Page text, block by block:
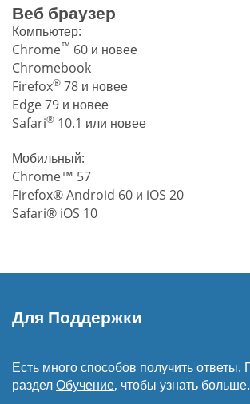
Веб браузер
Компьютер:
Chrome™ 60 и новее
Chromebook
Firefox® 78 и новее
Edge 79 и новее
Safari® 10.1 или новее
Мобильный:
Chrome™ 57
Firefox® Android 60 и iOS 20
Safari® iOS 10
Для Поддержки
Есть много способов получить ответы.
разделОбучение, чтобы узнать больше.